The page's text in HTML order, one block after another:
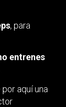
, para
entrenes
aquí una